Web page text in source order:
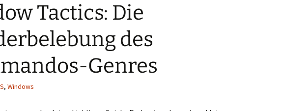
Tactics: Die
des
Genres
, Windows